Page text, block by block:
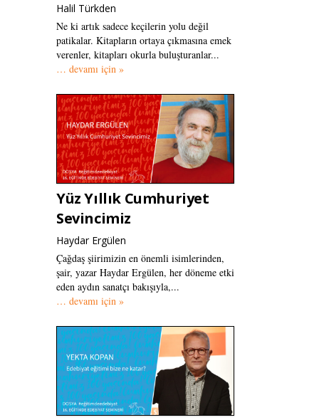
Halil Türkden
Ne ki artık sadece keçilerin yolu değil
patikalar. Kitapların ortaya çıkmasına emek
verenler, kitapları okurla buluşturanlar...
… devamı için »
Yüz Yıllık Cumhuriyet
Sevincimiz
Haydar Ergülen
Çağdaş şiirimizin en önemli isimlerinden,
şair, yazar Haydar Ergülen, her döneme etki
eden aydın sanatçı bakışıyla,...
… devamı için »